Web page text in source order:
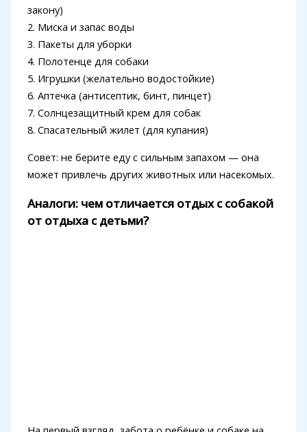
закону)
2. Миска и запас воды
3. Пакеты для уборки
4. Полотенце для собаки
5. Игрушки (желательно водостойкие)
6. Аптечка (антисептик, бинт, пинцет)
7. Солнцезащитный крем для собак
8. Спасательный жилет (для купания)
Совет: не берите еду с сильным запахом — она
может привлечь других животных или насекомых.
Аналоги: чем отличается отдых с собакой
от отдыха с детьми?